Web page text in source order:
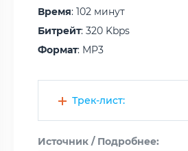
Время: 102 минут
Битрейт: 320 Kbps
Формат: MP3
Трек-лист:
Источник / Подробнее: